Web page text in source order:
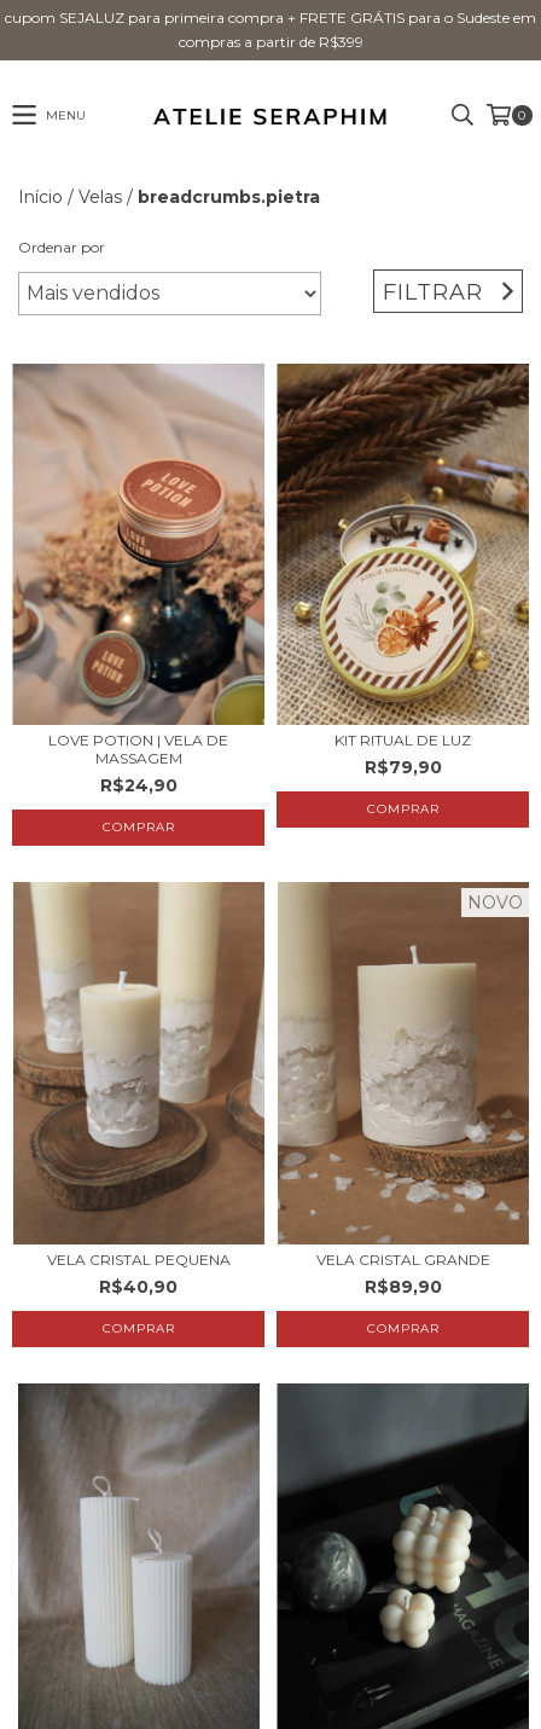
cupom SEJALUZ para primeira compra + FRETE GRÁTIS para o Sudeste em
compras a partir de R$399
MENU 0
Início / Velas / breadcrumbs.pietra
Ordenar por
FILTRAR
LOVE POTION | VELA DE
MASSAGEM
R$24,90
COMPRAR
KIT RITUAL DE LUZ
R$79,90
VELA CRISTAL PEQUENA
R$40,90
NOVO
VELA CRISTAL GRANDE
R$89,90